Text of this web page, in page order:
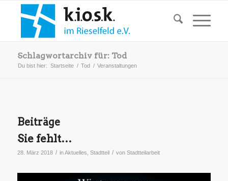
Schlagwortarchiv für: Tod
Du bist hier: Startseite / Tod / Veranstaltungen
Beiträge
Sie fehlt…
28. März 2018 / inAktuelles Stadtteil / von Stadtteilarbeit